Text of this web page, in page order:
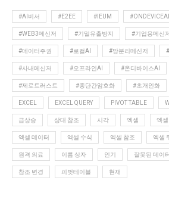
#AI비서 #E2EE #IEUM #ONDEVICEAI
#WEB3메신저 #기밀유출방지 #기업용메신저
#데이터주권 #로컬AI #망분리메신저
#사내메신저 #오프라인AI #온디바이스AI
#제로트러스트 #종단간암호화 #초개인화
EXCEL EXCEL QUERY PIVOT TABLE
급상승 상대 참조 시각 엑셀 엑
엑셀 데이터 엑셀 수식 엑셀 참조 엑셀
원격 의료 이름 상자 인기 잘못된 데이터
참조 변경 피벗테이블 현재